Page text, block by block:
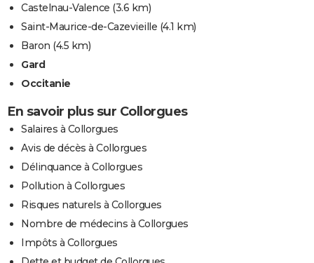
Castelnau-Valence (3.6 km)
Saint-Maurice-de-Cazevieille (4.1 km)
Baron (4.5 km)
Gard
Occitanie
En savoir plus sur Collorgues
Salaires à Collorgues
Avis de décès à Collorgues
Délinquance à Collorgues
Pollution à Collorgues
Risques naturels à Collorgues
Nombre de médecins à Collorgues
Impôts à Collorgues